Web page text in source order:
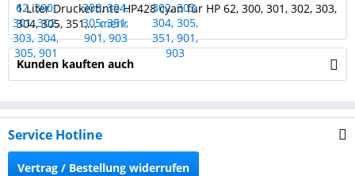
1 Liter Druckertinte HP428 cyan für HP 62, 300, 301, 302, 303,
304, 305, 351,...mehr
Kunden kauften auch
Service Hotline
Vertrag / Bestellung widerrufen